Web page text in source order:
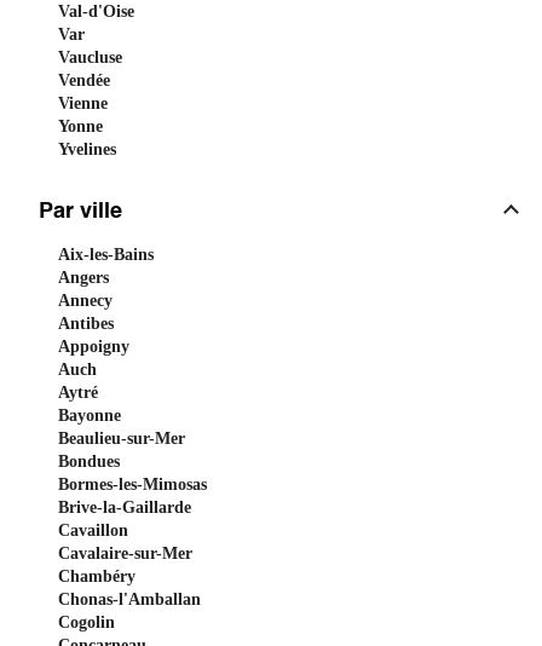
Val-d'Oise
Var
Vaucluse
Vendée
Vienne
Yonne
Yvelines
Par ville
Aix-les-Bains
Angers
Annecy
Antibes
Appoigny
Auch
Aytré
Bayonne
Beaulieu-sur-Mer
Bondues
Bormes-les-Mimosas
Brive-la-Gaillarde
Cavaillon
Cavalaire-sur-Mer
Chambéry
Chonas-l'Amballan
Cogolin